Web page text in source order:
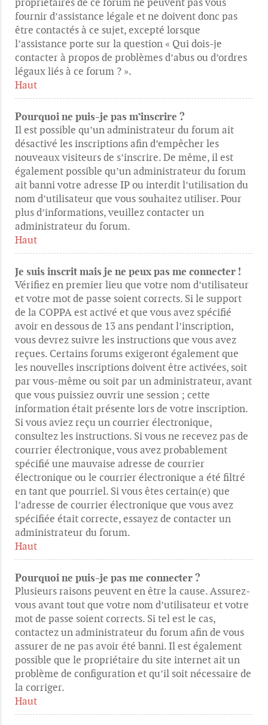
fournir d’assistance légale et ne doivent donc pas
être contactés à ce sujet, excepté lorsque
l’assistance porte sur la question « Qui dois-je
contacter à propos de problèmes d’abus ou d’ordres
légaux liés à ce forum ? ».
Haut
Pourquoi ne puis-je pas m’inscrire ?
Il est possible qu’un administrateur du forum ait
désactivé les inscriptions afin d’empêcher les
nouveaux visiteurs de s’inscrire. De même, il est
également possible qu’un administrateur du forum
ait banni votre adresse IP ou interdit l’utilisation du
nom d’utilisateur que vous souhaitez utiliser. Pour
plus d’informations, veuillez contacter un
administrateur du forum.
Haut
Je suis inscrit mais je ne peux pas me connecter !
Vérifiez en premier lieu que votre nom d’utilisateur
et votre mot de passe soient corrects. Si le support
de la COPPA est activé et que vous avez spécifié
avoir en dessous de 13 ans pendant l’inscription,
vous devrez suivre les instructions que vous avez
reçues. Certains forums exigeront également que
les nouvelles inscriptions doivent être activées, soit
par vous-même ou soit par un administrateur, avant
que vous puissiez ouvrir une session ; cette
information était présente lors de votre inscription.
Si vous aviez reçu un courrier électronique,
consultez les instructions. Si vous ne recevez pas de
courrier électronique, vous avez probablement
spécifié une mauvaise adresse de courrier
électronique ou le courrier électronique a été filtré
en tant que pourriel. Si vous êtes certain(e) que
l’adresse de courrier électronique que vous avez
spécifiée était correcte, essayez de contacter un
administrateur du forum.
Haut
Pourquoi ne puis-je pas me connecter ?
Plusieurs raisons peuvent en être la cause. Assurez-
vous avant tout que votre nom d’utilisateur et votre
mot de passe soient corrects. Si tel est le cas,
contactez un administrateur du forum afin de vous
assurer de ne pas avoir été banni. Il est également
possible que le propriétaire du site internet ait un
problème de configuration et qu’il soit nécessaire de
la corriger.
Haut